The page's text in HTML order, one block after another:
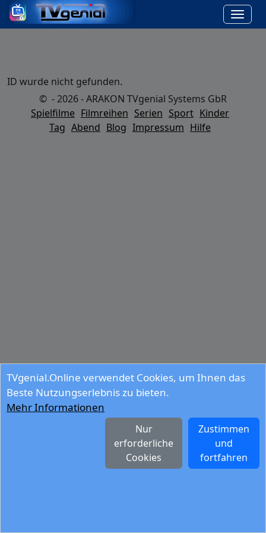
TVgenial.Online verwendet Cookies, um Ihnen das
Beste Nutzungserlebnis zu bieten.
Mehr Informationen
Zustimmen
und
fortfahren
Nur
erforderliche
Cookies
ID wurde nicht gefunden.
© - 2026 - ARAKON TVgenial Systems GbR
Spielfilme Filmreihen Serien Sport Kinder
Tag Abend Blog Impressum Hilfe